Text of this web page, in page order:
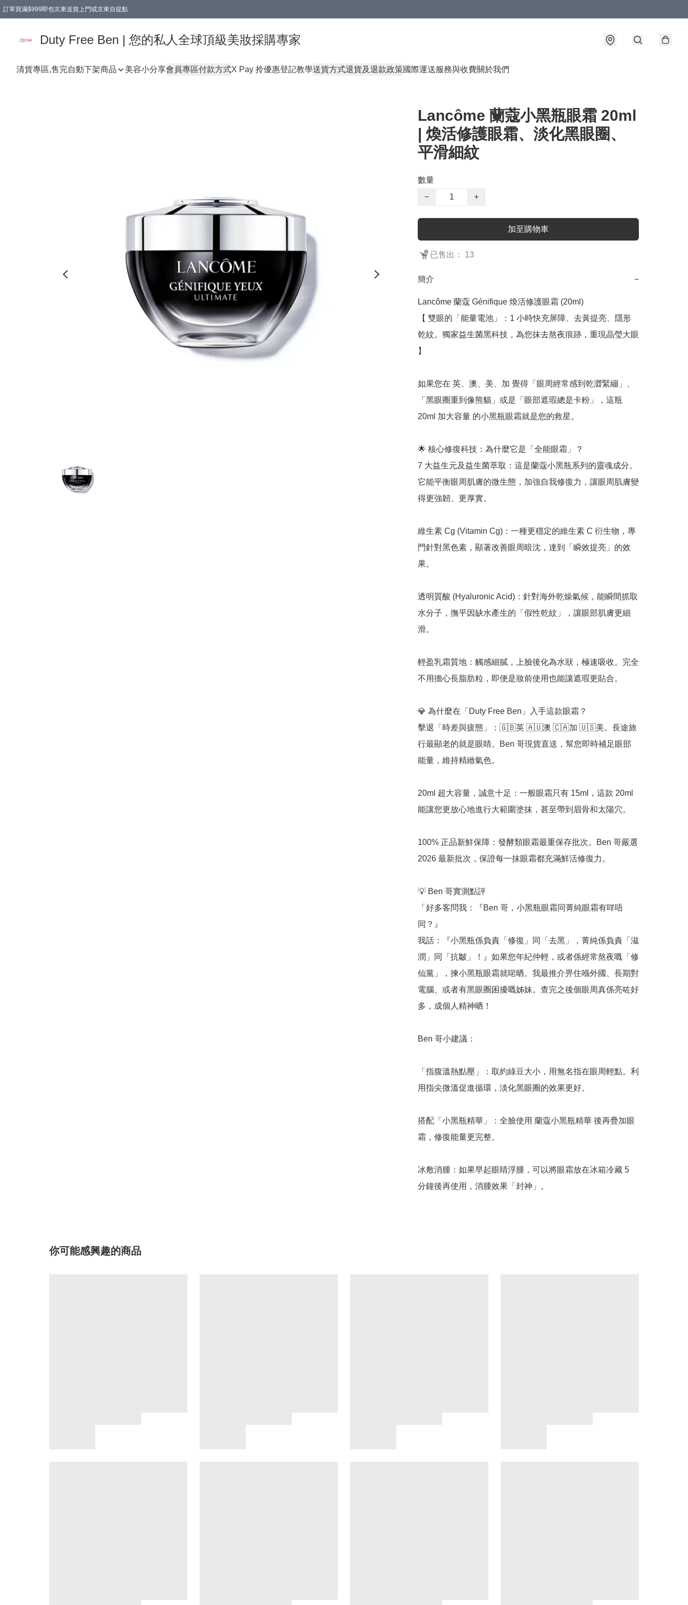
訂單買滿$999即包京東送貨上門或京東自提點
Duty Free Ben | 您的私人全球頂級美妝採購專家
清貨專區,售完自動下架商品 美容小分享會員專區付款方式X Pay 拎優惠登記教學送貨方式退貨及退款政策國際運送服務與收費關於我們
Lancôme 蘭蔻小黑瓶眼霜 20ml
| 煥活修護眼霜、淡化黑眼圈、
平滑細紋
數量
−
+
加至購物車
已售出： 13
簡介 −
Lancôme 蘭蔻 Génifique 煥活修護眼霜 (20ml)
【 雙眼的「能量電池」：1 小時快充屏障、去黃提亮、隱形
乾紋。獨家益生菌黑科技，為您抹去熬夜痕跡，重現晶瑩大眼
】
如果您在 英、澳、美、加 覺得「眼周經常感到乾澀緊繃」、
「黑眼圈重到像熊貓」或是「眼部遮瑕總是卡粉」，這瓶
20ml 加大容量 的小黑瓶眼霜就是您的救星。
🌟 核心修復科技：為什麼它是「全能眼霜」？
7 大益生元及益生菌萃取：這是蘭蔻小黑瓶系列的靈魂成分。
它能平衡眼周肌膚的微生態，加強自我修復力，讓眼周肌膚變
得更強韌、更厚實。
維生素 Cg (Vitamin Cg)：一種更穩定的維生素 C 衍生物，專
門針對黑色素，顯著改善眼周暗沈，達到「瞬效提亮」的效
果。
透明質酸 (Hyaluronic Acid)：針對海外乾燥氣候，能瞬間抓取
水分子，撫平因缺水產生的「假性乾紋」，讓眼部肌膚更細
滑。
輕盈乳霜質地：觸感細膩，上臉後化為水狀，極速吸收。完全
不用擔心長脂肪粒，即便是妝前使用也能讓遮瑕更貼合。
💎 為什麼在「Duty Free Ben」入手這款眼霜？
擊退「時差與疲態」：🇬🇧英 🇦🇺澳 🇨🇦加 🇺🇸美。長途旅
行最顯老的就是眼睛。Ben 哥現貨直送，幫您即時補足眼部
能量，維持精緻氣色。
20ml 超大容量，誠意十足：一般眼霜只有 15ml，這款 20ml
能讓您更放心地進行大範圍塗抹，甚至帶到眉骨和太陽穴。
100% 正品新鮮保障：發酵類眼霜最重保存批次。Ben 哥嚴選
2026 最新批次，保證每一抹眼霜都充滿鮮活修復力。
💡 Ben 哥實測點評
「好多客問我：『Ben 哥，小黑瓶眼霜同菁純眼霜有咩唔
同？』
我話：『小黑瓶係負責「修復」同「去黑」，菁純係負責「滋
潤」同「抗皺」！』如果您年紀仲輕，或者係經常熬夜嘅「修
仙黨」，揀小黑瓶眼霜就啱晒。我最推介畀住喺外國、長期對
電腦、或者有黑眼圈困擾嘅姊妹。查完之後個眼周真係亮咗好
多，成個人精神晒！
Ben 哥小建議：
「指腹溫熱點壓」：取約綠豆大小，用無名指在眼周輕點。利
用指尖微溫促進循環，淡化黑眼圈的效果更好。
搭配「小黑瓶精華」：全臉使用 蘭蔻小黑瓶精華 後再疊加眼
霜，修復能量更完整。
冰敷消腫：如果早起眼睛浮腫，可以將眼霜放在冰箱冷藏 5
分鐘後再使用，消腫效果「封神」。
你可能感興趣的商品